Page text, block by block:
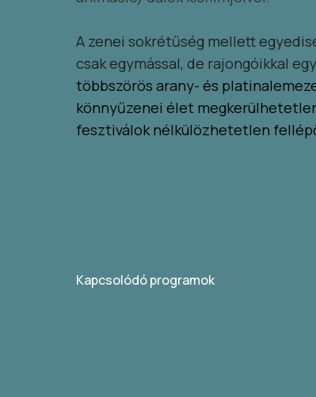
A zenei sokrétűség mellett
csak egymással, de rajongóikkal
többszörös arany- és
könnyűzenei élet
fesztiválok nélkülözhetetlen
Kapcsolódó programok